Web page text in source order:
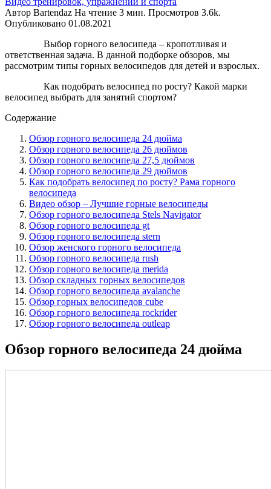
Автор Bartendaz На чтение 3 мин. Просмотров 3.6k.
Опубликовано 01.08.2021
Выбор горного велосипеда – кропотливая и
ответственная задача. В данной подборке обзоров, мы
рассмотрим типы горных велосипедов для детей и взрослых.
Как подобрать велосипед по росту? Какой марки
велосипед выбрать для занятий спортом?
Содержание
Обзор горного велосипеда 24 дюйма
Обзор горного велосипеда 26 дюймов
Обзор горного велосипеда 27,5 дюймов
Обзор горного велосипеда 29 дюймов
Как подобрать велосипед по росту? Рама горного
велосипеда
Видео обзор – Лучшие горные велосипеды
Обзор горного велосипеда Stels Navigator
Обзор горного велосипеда gt
Обзор горного велосипеда stern
Обзор женского горного велосипеда
Обзор горного велосипеда rush
Обзор горного велосипеда merida
Обзор складных горных велосипедов
Обзор горного велосипеда avalanche
Обзор горных велосипедов cube
Обзор горного велосипеда rockrider
Обзор горного велосипеда outleap
Обзор горного велосипеда 24 дюйма